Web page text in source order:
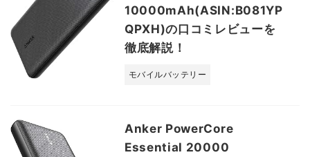
10000mAh(ASIN:B081YP
QPXH)の口コミレビューを
徹底解説！
モバイルバッテリー
Anker PowerCore
Essential 20000